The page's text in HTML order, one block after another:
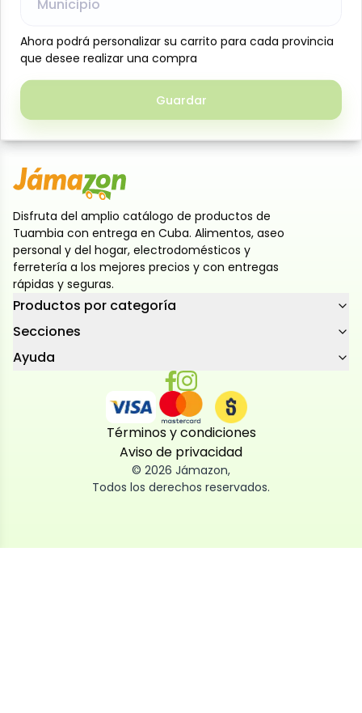
ideal para disfrutar en cualquier momento del día.
ofrece un sabor dulce y agradable que encanta a
toda la familia. Perfecto para acompañar comidas,
meriendas o consumir bien frío. Su práctico envase
facilita su almacenamiento y conservación.
Producto importado de Estados Unidos.
Disfruta del amplio catálogo de productos de
Tuambia con entrega en Cuba. Alimentos, aseo
personal y del hogar, electrodomésticos y
ferretería a los mejores precios y con entregas
rápidas y seguras.
Productos por categoría
Secciones
Ayuda
Términos y condiciones
Aviso de privacidad
© 2026 Jámazon,
Todos los derechos reservados.
Municipio
Ahora podrá personalizar su carrito para cada provincia
que desee realizar una compra
Guardar
Municipio
Ahora podrá personalizar su carrito para cada provincia
que desee realizar una compra
Guardar